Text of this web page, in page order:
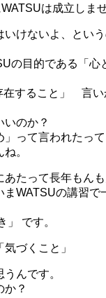
は成立しませ
けないよ、とい
の目的である「心
すること」 言
いのか？
」って言われたっ
。
たって長年もんも
まWATSUの講習で
」 です。
気づくこと」
んです。
か？